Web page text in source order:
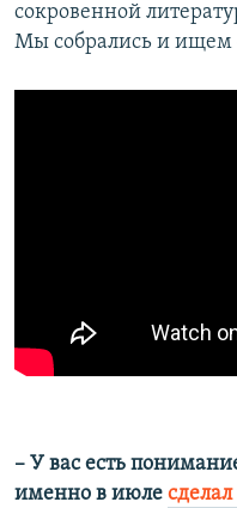
сокровенной
Мы собрались и ищем
– У вас есть
именно в июле